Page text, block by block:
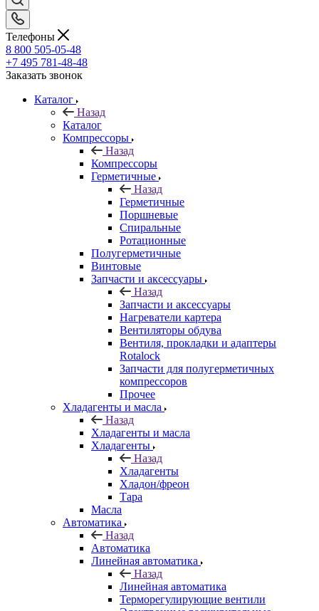
Телефоны
8 800 505-05-48
+7 495 781-48-48
Заказать звонок
Каталог
Назад
Каталог
Компрессоры
Назад
Компрессоры
Герметичные
Назад
Герметичные
Поршневые
Спиральные
Ротационные
Полугерметичные
Винтовые
Запчасти и аксессуары
Назад
Запчасти и аксессуары
Нагреватели картера
Вентиляторы обдува
Вентиля, прокладки и адаптеры
Rotalock
Запчасти для полугерметичных
компрессоров
Прочее
Хладагенты и масла
Назад
Хладагенты и масла
Хладагенты
Назад
Хладагенты
Хладон/фреон
Тара
Масла
Автоматика
Назад
Автоматика
Линейная автоматика
Назад
Линейная автоматика
Терморегулирующие вентили